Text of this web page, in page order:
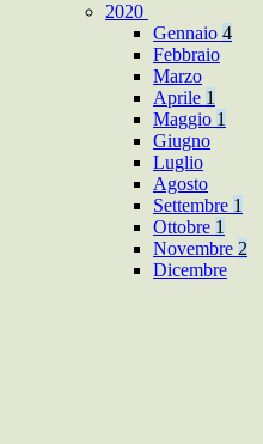
2020
Gennaio 4
Febbraio
Marzo
Aprile 1
Maggio 1
Giugno
Luglio
Agosto
Settembre 1
Ottobre 1
Novembre 2
Dicembre